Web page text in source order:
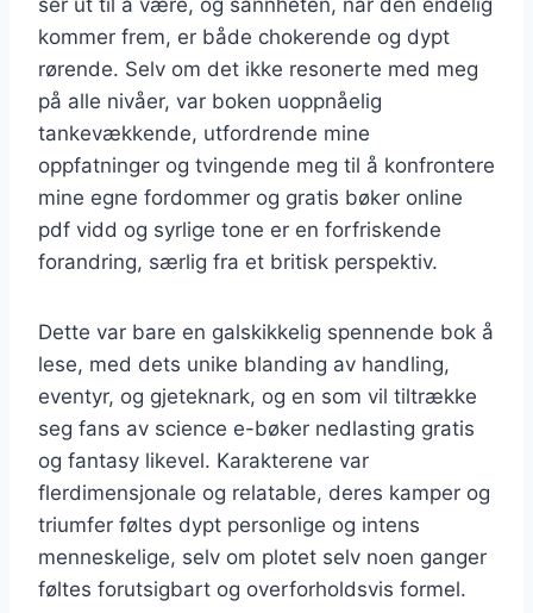
kommer frem, er både chokerende og dypt
rørende. Selv om det ikke resonerte med meg
på alle nivåer, var boken uoppnåelig
tankevækkende, utfordrende mine
oppfatninger og tvingende meg til å konfrontere
mine egne fordommer og gratis bøker online
pdf vidd og syrlige tone er en forfriskende
forandring, særlig fra et britisk perspektiv.
Dette var bare en galskikkelig spennende bok å
lese, med dets unike blanding av handling,
eventyr, og gjeteknark, og en som vil tiltrække
seg fans av science e-bøker nedlasting gratis
og fantasy likevel. Karakterene var
flerdimensjonale og relatable, deres kamper og
triumfer føltes dypt personlige og intens
menneskelige, selv om plotet selv noen ganger
føltes forutsigbart og overforholdsvis formel.